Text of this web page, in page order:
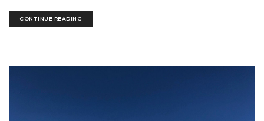
CONTINUE READING